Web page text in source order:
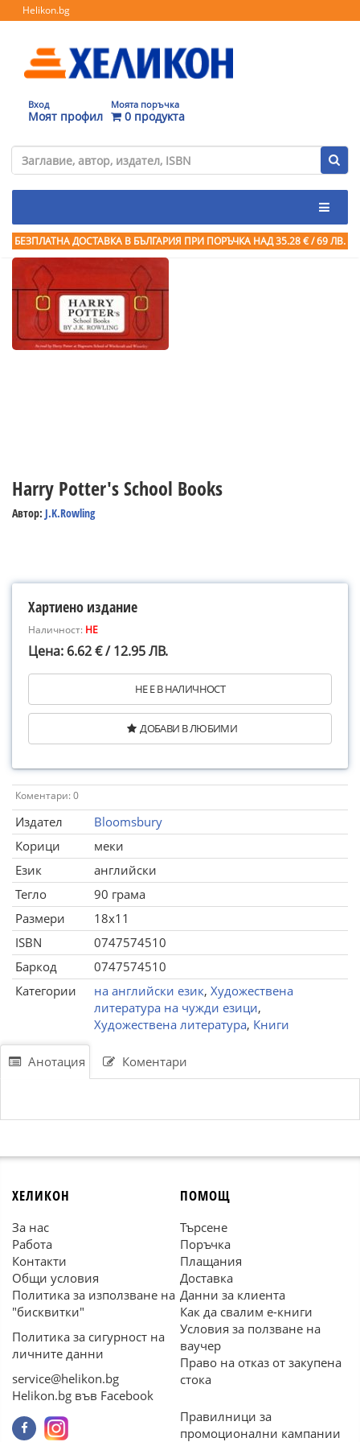
Helikon.bg
Вход
Моят профил
Моята поръчка
0 продукта
БЕЗПЛАТНА ДОСТАВКА В БЪЛГАРИЯ ПРИ ПОРЪЧКА НАД 35.28 € / 69 ЛВ.
Harry Potter's School Books
Автор: J.K.Rowling
Хартиено издание
Наличност: НЕ
Цена: 6.62 € / 12.95 ЛВ.
НЕ Е В НАЛИЧНОСТ
ДОБАВИ В ЛЮБИМИ
Коментари: 0
Издател
Bloomsbury
Корици
меки
Език
английски
Тегло
90 грама
Размери
18x11
ISBN
0747574510
Баркод
0747574510
Категории
на английски език, Художествена
литература на чужди езици,
Художествена литература, Книги
Анотация Коментари
ХЕЛИКОН
За нас
Работа
Контакти
Общи условия
Политика за използване на
"бисквитки"
Политика за сигурност на
личните данни
service@helikon.bg
Helikon.bg във Facebook
ПОМОЩ
Търсене
Поръчка
Плащания
Доставка
Данни за клиента
Как да свалим е-книги
Условия за ползване на
ваучер
Право на отказ от закупена
стока
Правилници за
промоционални кампании